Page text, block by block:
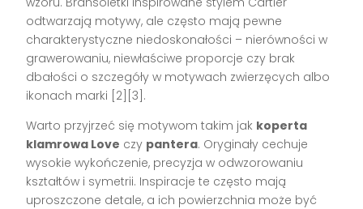
odtwarzają motywy, ale często mają pewne
charakterystyczne niedoskonałości – nierówności w
grawerowaniu, niewłaściwe proporcje czy brak
dbałości o szczegóły w motywach zwierzęcych albo
ikonach marki [2][3].
Warto przyjrzeć się motywom takim jak koperta
klamrowa Love czy pantera. Oryginały cechuje
wysokie wykończenie, precyzja w odwzorowaniu
kształtów i symetrii. Inspiracje te często mają
uproszczone detale, a ich powierzchnia może być